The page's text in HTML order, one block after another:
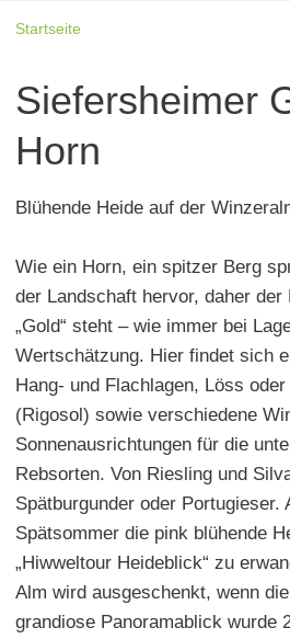
Startseite
Siefersheimer
Horn
Blühende Heide auf der
Wie ein Horn, ein spitzer Berg
der Landschaft hervor, daher der
„Gold“ steht – wie immer bei
Wertschätzung. Hier findet sich
Hang- und Flachlagen, Löss
(Rigosol) sowie verschiedene
Sonnenausrichtungen für die
Rebsorten. Von Riesling und
Spätburgunder oder Portugieser.
Spätsommer die pink blühende
„Hiwweltour Heideblick“ zu
Alm wird ausgeschenkt, wenn
grandiose Panoramablick wurde